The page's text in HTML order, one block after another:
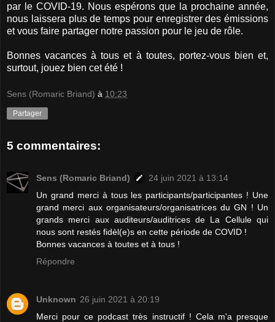
par le COVID-19. Nous espérons que la prochaine année,
nous laissera plus de temps pour enregistrer des émissions
et vous faire partager notre passion pour le jeu de rôle.
Bonnes vacances à tous et à toutes, portez-vous bien et,
surtout, jouez bien cet été !
Sens (Romaric Briand) à 10:23
Partager
5 commentaires:
Sens (Romaric Briand)
24 juin 2021 à 13:14
Un grand merci à tous les participants/participantes ! Une
grand merci aux organisateurs/organisatrices du GN ! Un
grands merci aux auditeurs/auditrices de La Cellule qui
nous sont restés fidèl(e)s en cette période de COVID !
Bonnes vacances à toutes et à tous !
Répondre
Unknown 26 juin 2021 à 20:19
Merci pour ce podcast très instructif ! Cela m'a presque